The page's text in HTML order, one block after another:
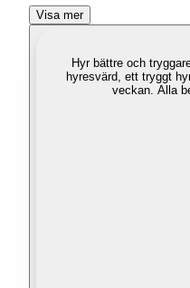
Visa mer
Hyr bättre och
hyresvärd, ett tryggt
veckan. Alla